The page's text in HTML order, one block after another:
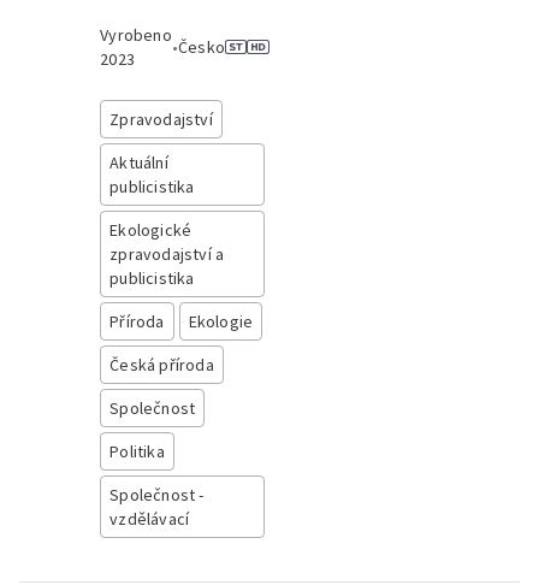
Vyrobeno
2023
•Česko
Zpravodajství
Aktuální
publicistika
Ekologické
zpravodajství a
publicistika
Příroda
Ekologie
Česká příroda
Společnost
Politika
Společnost -
vzdělávací